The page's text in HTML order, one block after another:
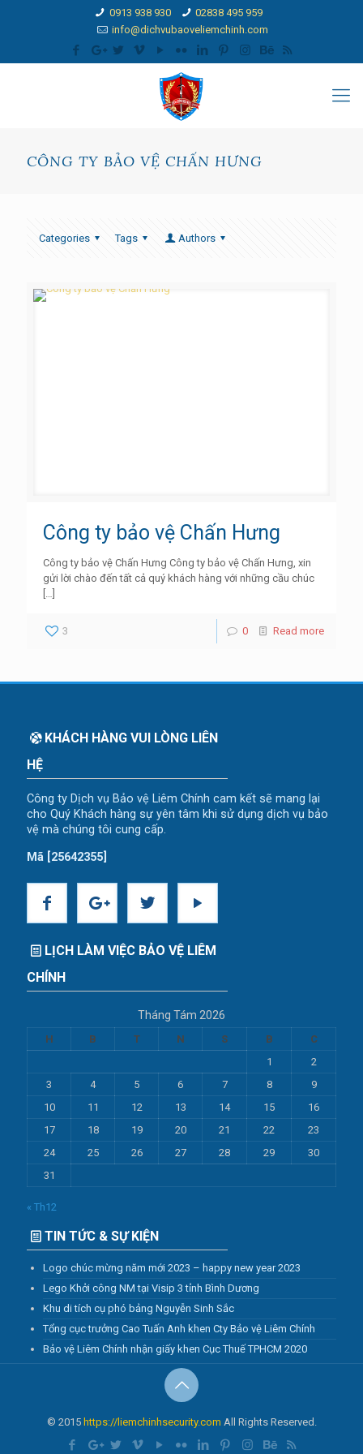
0913 938 930
02838 495 959
info@dichvubaoveliemchinh.com
CÔNG TY BẢO VỆ CHẤN HƯNG
Categories Tags Authors
Công ty bảo vệ Chấn Hưng
Công ty bảo vệ Chấn Hưng Công ty bảo vệ Chấn Hưng, xin
gửi lời chào đến tất cả quý khách hàng với những cầu chúc
[…]
3 0 Read more
KHÁCH HÀNG VUI LÒNG LIÊN
HỆ
Công ty Dịch vụ Bảo vệ Liêm Chính cam kết sẽ mang lại
cho Quý Khách hàng sự yên tâm khi sử dụng dịch vụ bảo
vệ mà chúng tôi cung cấp.
Mã [25642355]
LỊCH LÀM VIỆC BẢO VỆ LIÊM
CHÍNH
Tháng Tám 2026
H B T N S B
C
1
2
3
4 5 6 7 8
9
10
11 12 13 14 15
16
17
18 19 20 21 22
23
24
25 26 27 28 29
30
31
« Th12
TIN TỨC & SỰ KIỆN
Logo chúc mừng năm mới 2023 – happy new year 2023
Lego Khởi công NM tại Visip 3 tỉnh Bình Dương
Khu di tích cụ phó bảng Nguyễn Sinh Sắc
Tổng cục trưởng Cao Tuấn Anh khen Cty Bảo vệ Liêm Chính
Bảo vệ Liêm Chính nhận giấy khen Cục Thuế TPHCM 2020
© 2015 https://liemchinhsecurity.com All Rights Reserved.